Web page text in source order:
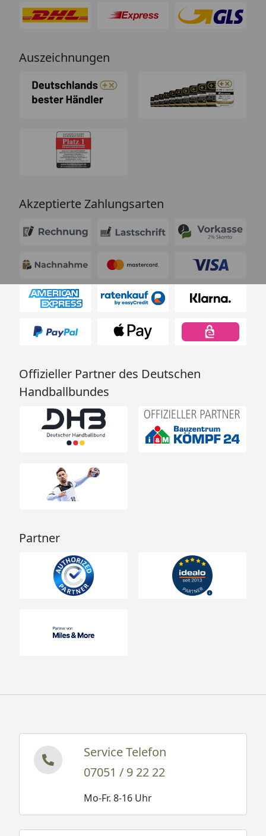
Auszeichnungen
Akzeptierte Zahlungsarten
Offizieller Partner des Deutschen
Handballbundes
Partner
Service Telefon
07051 / 9 22 22
Mo-Fr. 8-16 Uhr